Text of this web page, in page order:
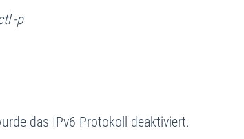
-p
das IPv6 Protokoll deaktiviert.